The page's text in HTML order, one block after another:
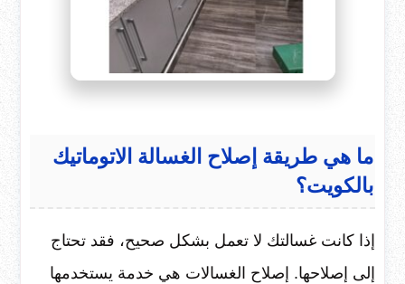
ما هي طريقة إصلاح الغسالة الاتوماتيك
بالكويت؟
إذا كانت غسالتك لا تعمل بشكل صحيح، فقد تحتاج
إلى إصلاحها. إصلاح الغسالات هي خدمة يستخدمها